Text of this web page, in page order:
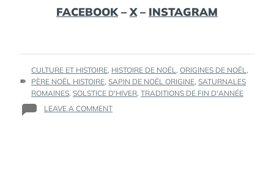
FACEBOOK–X– INSTAGRAM
TAGS
:
CULTURE ET HISTOIRE, HISTOIRE DE NOËL ,ORIGINES DE NOËL ,
PÈRE NOËL HISTOIRE,SAPIN DE NOËL ORIGINE,SATURNALES
ROMAINES,SOLSTICE D'HIVER,TRADITIONS DE FIN D'ANNÉE
LEAVE A COMMENTON